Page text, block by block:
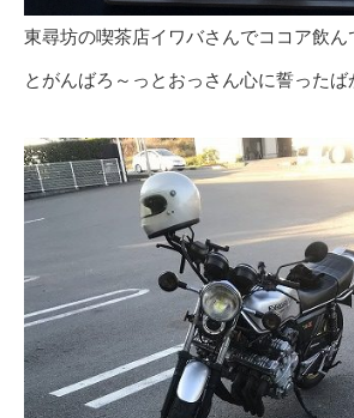
東尋坊の喫茶店イワバさんでココア飲
とがんばろ～っとおっさん心に誓ったば